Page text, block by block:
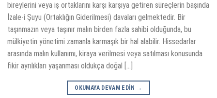
bireylerini veya iş ortaklarını karşı karşıya getiren süreçlerin başında
İzale-i Şuyu (Ortaklığın Giderilmesi) davaları gelmektedir. Bir
taşınmazın veya taşınır malın birden fazla sahibi olduğunda, bu
mülkiyetin yönetimi zamanla karmaşık bir hal alabilir. Hissedarlar
arasında malın kullanımı, kiraya verilmesi veya satılması konusunda
fikir ayrılıkları yaşanması oldukça doğal […]
OKUMAYA DEVAM EDIN →